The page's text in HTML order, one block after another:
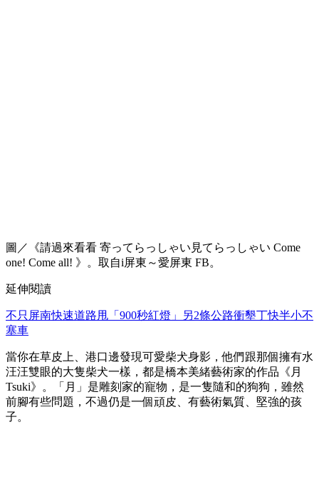
圖／《請過來看看 寄ってらっしゃい見てらっしゃい Come
one! Come all! 》。取自i屏東～愛屏東 FB。
延伸閱讀
不只屏南快速道路甩「900秒紅燈」另2條公路衝墾丁快半小不
塞車
當你在草皮上、港口邊發現可愛柴犬身影，他們跟那個擁有水
汪汪雙眼的大隻柴犬一樣，都是橋本美緒藝術家的作品《月
Tsuki》。「月」是雕刻家的寵物，是一隻隨和的狗狗，雖然
前腳有些問題，不過仍是一個頑皮、有藝術氣質、堅強的孩
子。